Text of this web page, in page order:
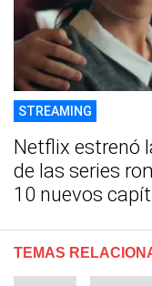
STREAMING
Netflix estrenó
de las series
10 nuevos
TEMAS